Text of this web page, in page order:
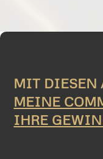
MIT DIESEN
MEINE
IHRE